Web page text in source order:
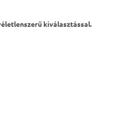
kiválasztással.